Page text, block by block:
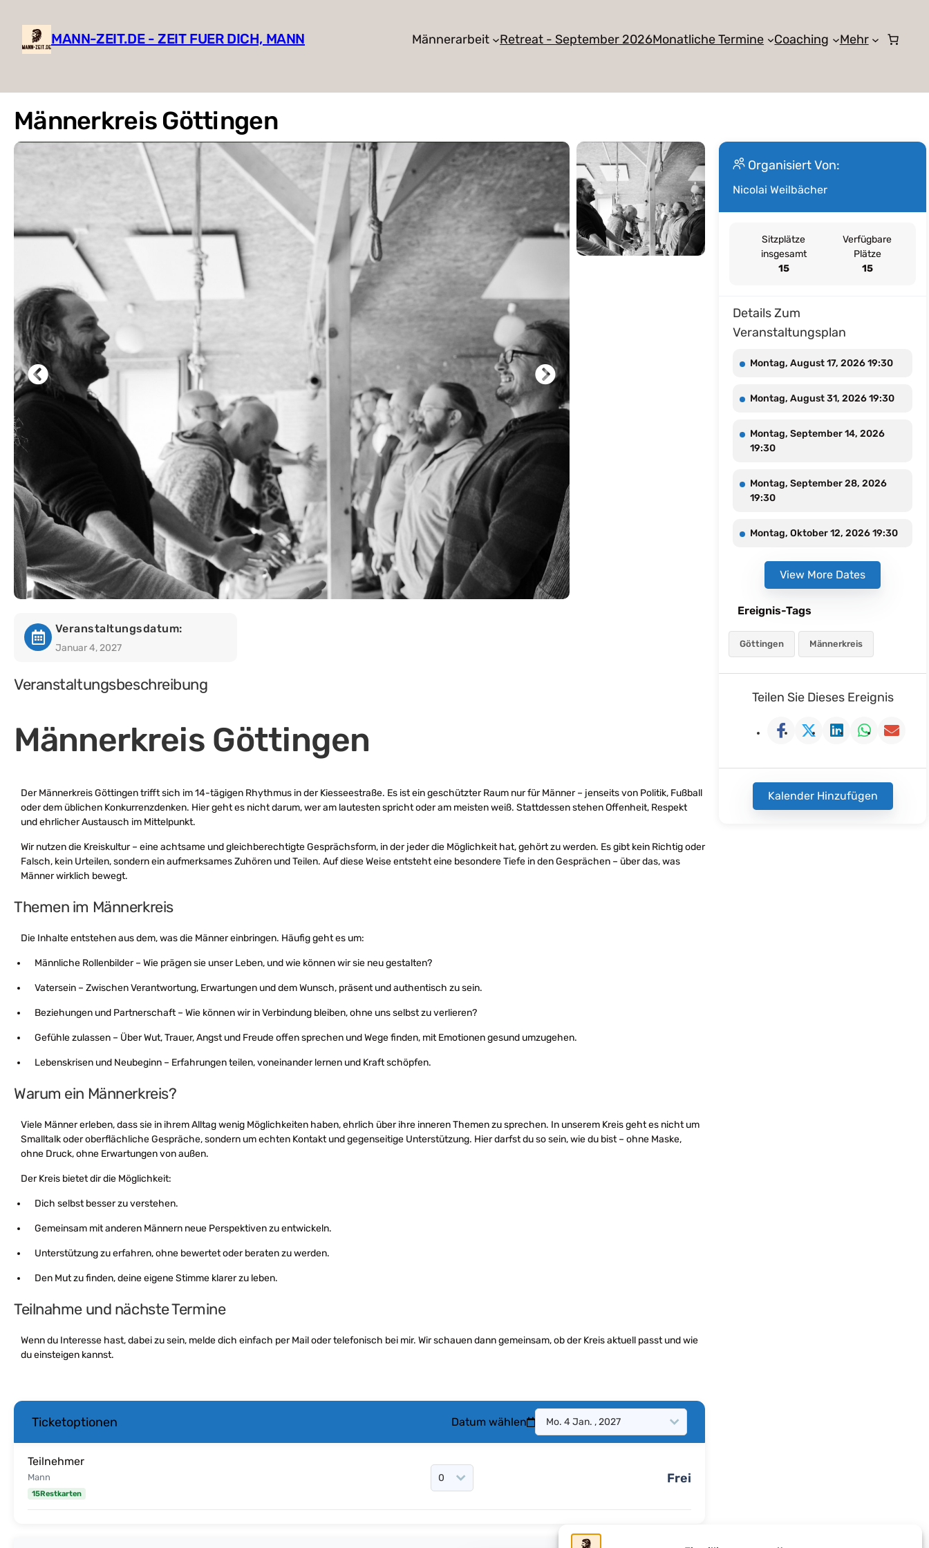
MANN-ZEIT.DE - ZEIT FUER DICH, MANN Männerarbeit Retreat - September 2026Monatliche Termine Coaching Mehr
Männerkreis Göttingen
Veranstaltungsdatum:
Januar 4, 2027
Veranstaltungsbeschreibung
Männerkreis Göttingen
Der Männerkreis Göttingen trifft sich im 14-tägigen Rhythmus in der Kiesseestraße. Es ist ein geschützter Raum nur für Männer – jenseits von Politik, Fußball
oder dem üblichen Konkurrenzdenken. Hier geht es nicht darum, wer am lautesten spricht oder am meisten weiß. Stattdessen stehen Offenheit, Respekt
und ehrlicher Austausch im Mittelpunkt.
Wir nutzen die Kreiskultur – eine achtsame und gleichberechtigte Gesprächsform, in der jeder die Möglichkeit hat, gehört zu werden. Es gibt kein Richtig oder
Falsch, kein Urteilen, sondern ein aufmerksames Zuhören und Teilen. Auf diese Weise entsteht eine besondere Tiefe in den Gesprächen – über das, was
Männer wirklich bewegt.
Themen im Männerkreis
Die Inhalte entstehen aus dem, was die Männer einbringen. Häufig geht es um:
Männliche Rollenbilder – Wie prägen sie unser Leben, und wie können wir sie neu gestalten?
Vatersein – Zwischen Verantwortung, Erwartungen und dem Wunsch, präsent und authentisch zu sein.
Beziehungen und Partnerschaft – Wie können wir in Verbindung bleiben, ohne uns selbst zu verlieren?
Gefühle zulassen – Über Wut, Trauer, Angst und Freude offen sprechen und Wege finden, mit Emotionen gesund umzugehen.
Lebenskrisen und Neubeginn – Erfahrungen teilen, voneinander lernen und Kraft schöpfen.
Warum ein Männerkreis?
Viele Männer erleben, dass sie in ihrem Alltag wenig Möglichkeiten haben, ehrlich über ihre inneren Themen zu sprechen. In unserem Kreis geht es nicht um
Smalltalk oder oberflächliche Gespräche, sondern um echten Kontakt und gegenseitige Unterstützung. Hier darfst du so sein, wie du bist – ohne Maske,
ohne Druck, ohne Erwartungen von außen.
Der Kreis bietet dir die Möglichkeit:
Dich selbst besser zu verstehen.
Gemeinsam mit anderen Männern neue Perspektiven zu entwickeln.
Unterstützung zu erfahren, ohne bewertet oder beraten zu werden.
Den Mut zu finden, deine eigene Stimme klarer zu leben.
Teilnahme und nächste Termine
Wenn du Interesse hast, dabei zu sein, melde dich einfach per Mail oder telefonisch bei mir. Wir schauen dann gemeinsam, ob der Kreis aktuell passt und wie
du einsteigen kannst.
Ticketoptionen Datum wählen
Teilnehmer
Mann
15Restkarten
Frei
Organisiert Von:
Nicolai Weilbächer
Sitzplätze
insgesamt
15
Verfügbare
Plätze
15
Details Zum
Veranstaltungsplan
Montag, August 17, 2026 19:30
Montag, August 31, 2026 19:30
Montag, September 14, 2026
19:30
Montag, September 28, 2026
19:30
Montag, Oktober 12, 2026 19:30
View More Dates
Ereignis-Tags
Göttingen Männerkreis
Teilen Sie Dieses Ereignis
Kalender Hinzufügen